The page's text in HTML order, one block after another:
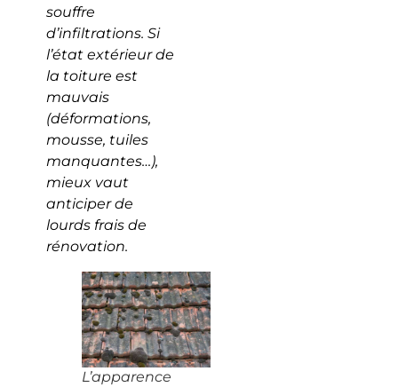
souffre
d’infiltrations. Si
l’état extérieur de
la toiture est
mauvais
(déformations,
mousse, tuiles
manquantes…),
mieux vaut
anticiper de
lourds frais de
rénovation.
L’apparence